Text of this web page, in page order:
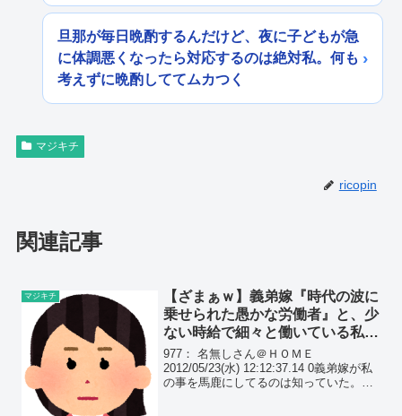
旦那が毎日晩酌するんだけど、夜に子どもが急
に体調悪くなったら対応するのは絶対私。何も
考えずに晩酌しててムカつく
マジキチ
ricopin
関連記事
マジキチ
【ざまぁｗ】義弟嫁『時代の波に
乗せられた愚かな労働者』と、少
ない時給で細々と働いている私に
悪口を言ってきた。すると、義弟
が…
977： 名無しさん＠ＨＯＭＥ
2012/05/23(水) 12:12:37.14 0義弟嫁が私
の事を馬鹿にしてるのは知っていた。バ